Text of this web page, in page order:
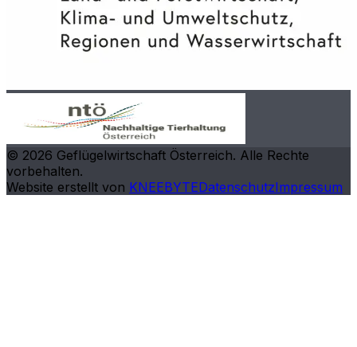
© 2026 Geflügelwirtschaft Österreich. Alle Rechte
vorbehalten.
Website erstellt von KNEEBYTEDatenschutzImpressum